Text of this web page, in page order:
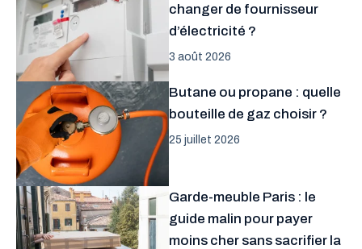
changer de fournisseur
d’électricité ?
3 août 2026
Butane ou propane : quelle
bouteille de gaz choisir ?
25 juillet 2026
Garde-meuble Paris : le
guide malin pour payer
moins cher sans sacrifier la